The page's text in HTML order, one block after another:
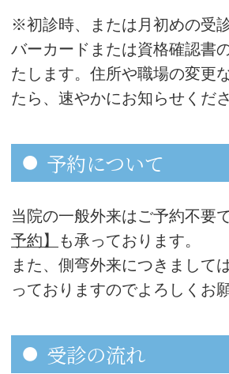
※初診時、または月初めの受
バーカードまたは資格確認書
たします。住所や職場の変更
たら、速やかにお知らせくださ
予約について
当院の一般外来はご予約不要
予約】
も承っております。
また、側弯外来につきまして
っておりますのでよろしくお
受診の流れ